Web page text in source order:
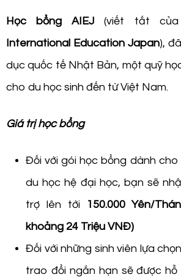
Học bổng AIEJ (viết tắt
International Education Japan),
dục quốc tế Nhật Bản, một quỹ
cho du học sinh đến từ Việt Nam.
Giá trị học bổng
Đối với gói học bổng dành cho
du học hệ đại học, bạn sẽ
trợ lên tới 150.000 Yên/
khoảng 24 Triệu VNĐ)
Đối với những sinh viên lựa
trao đổi ngắn hạn sẽ được